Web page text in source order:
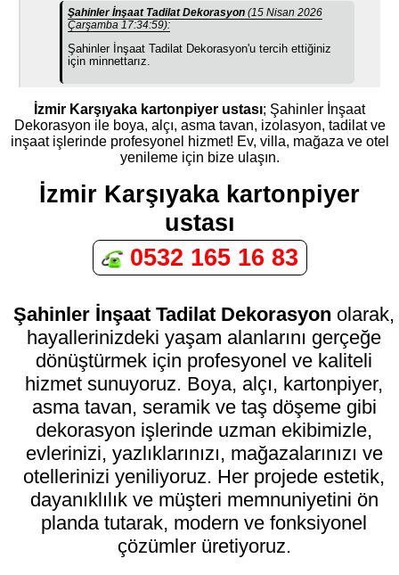
Şahinler İnşaat Tadilat Dekorasyon(15 Nisan 2026
Çarşamba 17:34:59):
Şahinler İnşaat Tadilat Dekorasyon'u tercih ettiğiniz
için minnettarız.
İzmir Karşıyaka kartonpiyer ustası; Şahinler İnşaat
Dekorasyon ile boya, alçı, asma tavan, izolasyon, tadilat ve
inşaat işlerinde profesyonel hizmet! Ev, villa, mağaza ve otel
yenileme için bize ulaşın.
İzmir Karşıyaka kartonpiyer
ustası
0532 165 16 83
Şahinler İnşaat Tadilat Dekorasyon olarak,
hayallerinizdeki yaşam alanlarını gerçeğe
dönüştürmek için profesyonel ve kaliteli
hizmet sunuyoruz. Boya, alçı, kartonpiyer,
asma tavan, seramik ve taş döşeme gibi
dekorasyon işlerinde uzman ekibimizle,
evlerinizi, yazlıklarınızı, mağazalarınızı ve
otellerinizi yeniliyoruz. Her projede estetik,
dayanıklılık ve müşteri memnuniyetini ön
planda tutarak, modern ve fonksiyonel
çözümler üretiyoruz.